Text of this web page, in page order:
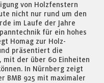
von Holzfenstern
nicht nur rund um den
im Laufe der Jahre
für ein hohes
Homag zur Holz-
präsentiert die
mit der über 60 Einheiten
In Nürnberg zeigt
BMB 925 mit maximaler